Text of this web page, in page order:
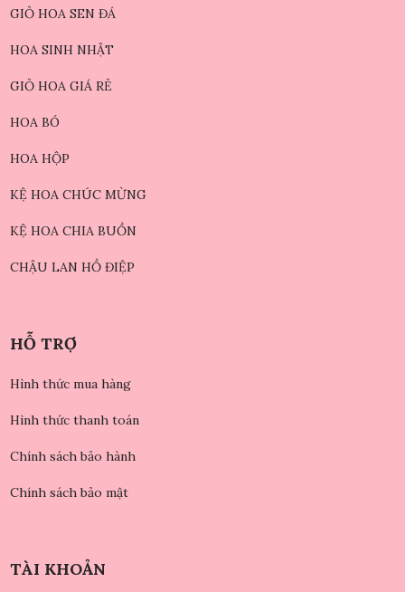
GIỎ HOA SEN ĐÁ
HOA SINH NHẬT
GIỎ HOA GIÁ RẺ
HOA BÓ
HOA HỘP
KỆ HOA CHÚC MỪNG
KỆ HOA CHIA BUỒN
CHẬU LAN HỒ ĐIỆP
HỖ TRỢ
Hình thức mua hàng
Hình thức thanh toán
Chính sách bảo hành
Chính sách bảo mật
TÀI KHOẢN